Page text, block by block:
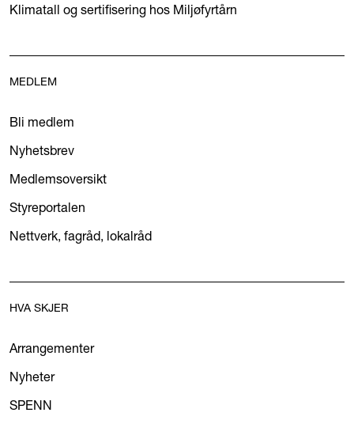
Klimatall og sertifisering hos Miljøfyrtårn
MEDLEM
Bli medlem
Nyhetsbrev
Medlemsoversikt
Styreportalen
Nettverk, fagråd, lokalråd
HVA SKJER
Arrangementer
Nyheter
SPENN